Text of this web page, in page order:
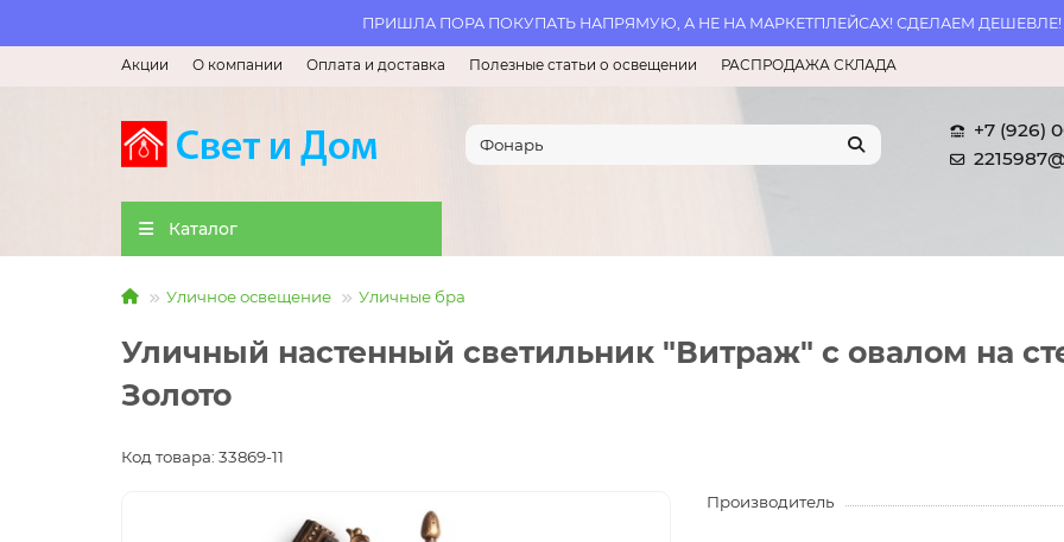
ПРИШЛА ПОРА ПОКУПАТЬ НАПРЯМУЮ, А НЕ НА МАРКЕТПЛЕЙСАХ! СДЕЛАЕМ
Акции О компании Оплата и доставка Полезные статьи о освещении РАСПРОДАЖА СКЛАДА
+7 (926)
Каталог
Уличное освещение Уличные бра
Уличный настенный светильник "Витраж" с овалом на
Золото
Код товара: 33869-11
Производитель